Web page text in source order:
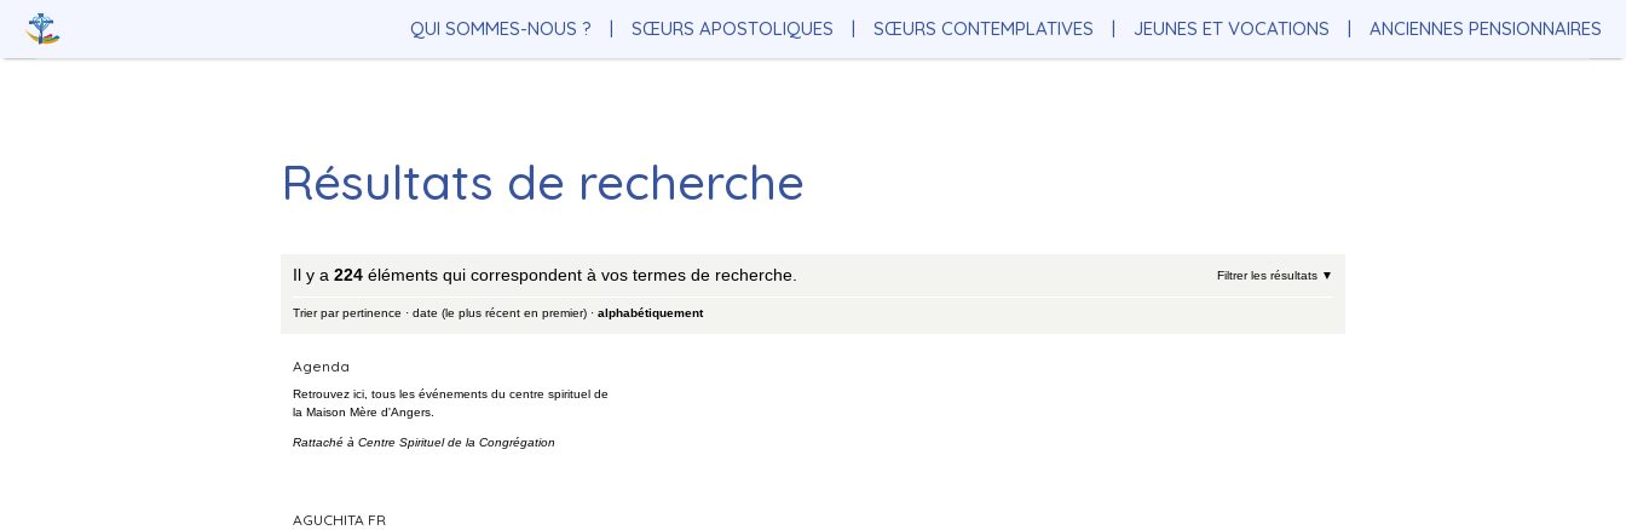
contenu.
Aller
personnels
QUI SOMMES-NOUS ? SŒURS APOSTOLIQUES SŒURS CONTEMPLATIVES JEUNES ET VOCATIONS ANCIENNES PENSIONNAIRES
Résultats de recherche
Il y a 224 éléments qui correspondent à vos termes de recherche. Filtrer les résultats
Trier par pertinence · date (le plus récent en premier) · alphabétiquement
Agenda
Retrouvez ici, tous les événements du centre spirituel de
la Maison Mère d'Angers.
Rattaché à Centre Spirituel de la Congrégation
AGUCHITA FR